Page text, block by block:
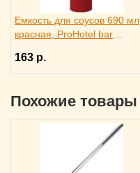
Емкость для соусов 690 мл
красная, ProHotel bar
163 р.
Похожие товары